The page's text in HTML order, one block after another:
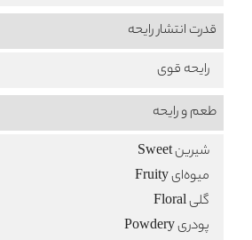
قدرت انتشار رایحه
رایحه قوی
طعم‌ و رایحه
شیرین Sweet
میوه‌ای Fruity
گلی Floral
پودری Powdery